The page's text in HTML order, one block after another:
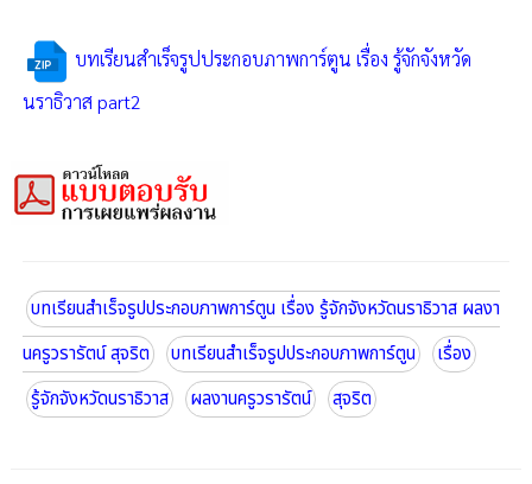
บทเรียนสําเร็จรูปประกอบภาพการ์ตูน เรื่อง รู้จักจังหวัด
นราธิวาส part2
บทเรียนสําเร็จรูปประกอบภาพการ์ตูน เรื่อง รู้จักจังหวัดนราธิวาส ผลงา
นครูวรารัตน์ สุจริต
บทเรียนสําเร็จรูปประกอบภาพการ์ตูน
เรื่อง
รู้จักจังหวัดนราธิวาส
ผลงานครูวรารัตน์ สุจริต